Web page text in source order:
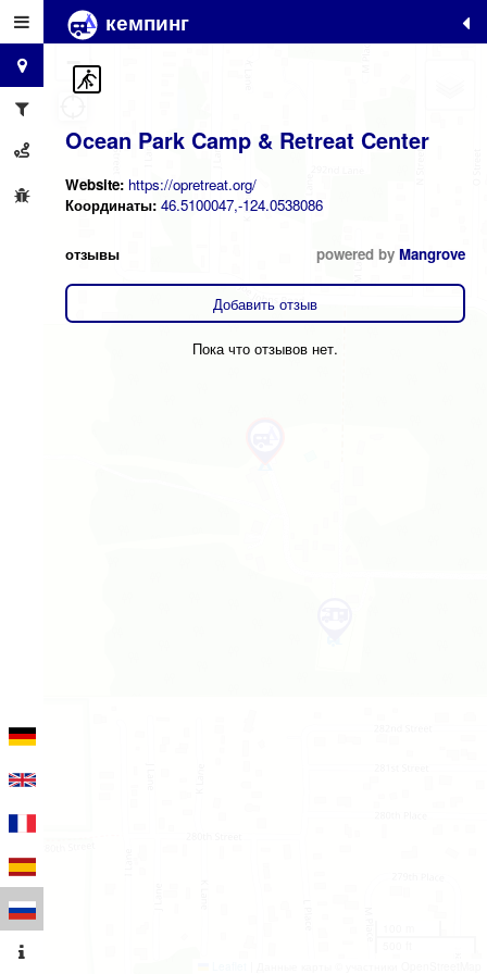
кемпинг
Ocean Park Camp & Retreat Center
Website: https://opretreat.org/
Координаты: 46.5100047,-124.0538086
отзывы powered by Mangrove
Добавить отзыв
Пока что отзывов нет.
+
−